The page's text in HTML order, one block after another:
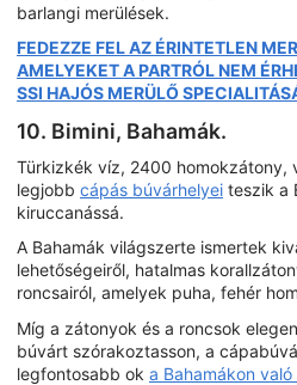
barlangi merülések.
FEDEZZE FEL AZ ÉRINTETLEN
AMELYEKET A PARTRÓL NEM
SSI HAJÓS MERÜLŐ
10. Bimini, Bahamák.
Türkizkék víz, 2400 homokzátony,
legjobb cápás búvárhelyei teszik a
kiruccanássá.
A Bahamák világszerte ismertek
lehetőségeiről, hatalmas
roncsairól, amelyek puha, fehér
Míg a zátonyok és a roncsok
búvárt szórakoztasson, a
legfontosabb ok a Bahamákon